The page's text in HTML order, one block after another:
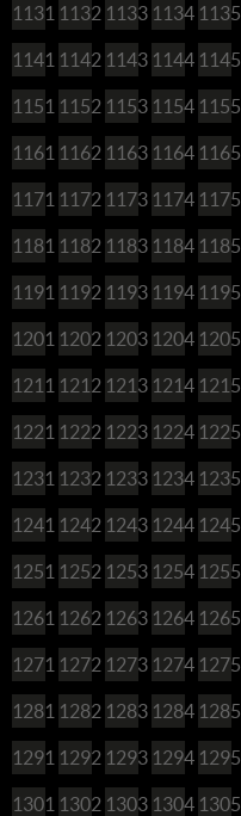
1131 1132 1133 1134 1135
1141 1142 1143 1144 1145
1151 1152 1153 1154 1155
1161 1162 1163 1164 1165
1171 1172 1173 1174 1175
1181 1182 1183 1184 1185
1191 1192 1193 1194 1195
1201 1202 1203 1204 1205
1211 1212 1213 1214 1215
1221 1222 1223 1224 1225
1231 1232 1233 1234 1235
1241 1242 1243 1244 1245
1251 1252 1253 1254 1255
1261 1262 1263 1264 1265
1271 1272 1273 1274 1275
1281 1282 1283 1284 1285
1291 1292 1293 1294 1295
1301 1302 1303 1304 1305